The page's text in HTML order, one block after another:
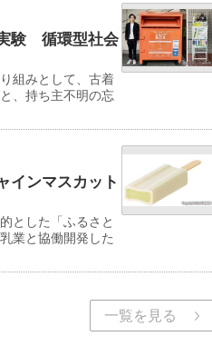
験 循環型社会
組みとして、古着
、持ち主不明の忘
インマスカット
とした「ふるさと
業と協働開発した
一覧を見る